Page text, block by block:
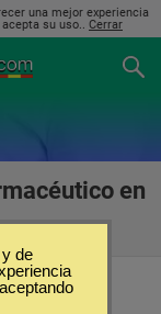
una mejor experiencia
su uso.. Cerrar
en
de